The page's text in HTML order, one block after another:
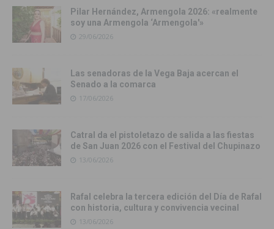
Pilar Hernández, Armengola 2026: «realmente
soy una Armengola ‘Armengola'»
29/06/2026
Las senadoras de la Vega Baja acercan el
Senado a la comarca
17/06/2026
Catral da el pistoletazo de salida a las fiestas
de San Juan 2026 con el Festival del Chupinazo
13/06/2026
Rafal celebra la tercera edición del Día de Rafal
con historia, cultura y convivencia vecinal
13/06/2026